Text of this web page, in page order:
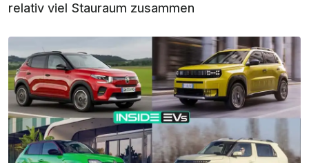
relativ viel Stauraum zusammen